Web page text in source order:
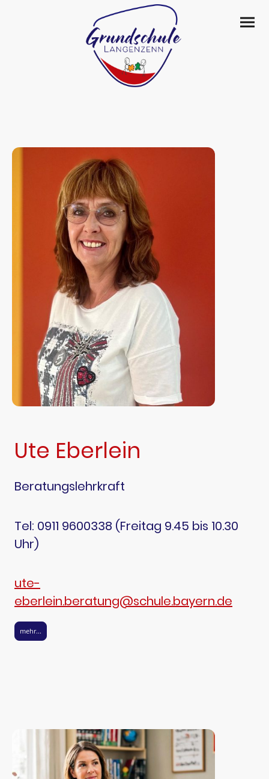
Ute Eberlein
Beratungslehrkraft
Tel: 0911 9600338 (Freitag 9.45 bis 10.30
Uhr)
ute-
eberlein.beratung@schule.bayern.de
mehr...